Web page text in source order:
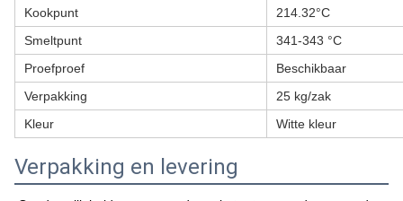
Kookpunt
214.32°C
Smeltpunt
341-343 °C
Proefproef
Beschikbaar
Verpakking
25 kg/zak
Kleur
Witte kleur
Verpakking en levering